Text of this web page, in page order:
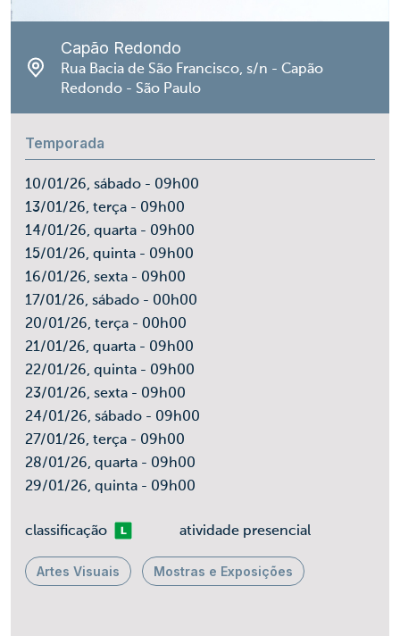
Capão Redondo
Rua Bacia de São Francisco, s/n - Capão
Redondo - São Paulo
Temporada
10/01/26, sábado - 09h00
13/01/26, terça - 09h00
14/01/26, quarta - 09h00
15/01/26, quinta - 09h00
16/01/26, sexta - 09h00
17/01/26, sábado - 00h00
20/01/26, terça - 00h00
21/01/26, quarta - 09h00
22/01/26, quinta - 09h00
23/01/26, sexta - 09h00
24/01/26, sábado - 09h00
27/01/26, terça - 09h00
28/01/26, quarta - 09h00
29/01/26, quinta - 09h00
classificaçãoLivre atividade presencial
Artes Visuais Mostras e Exposições